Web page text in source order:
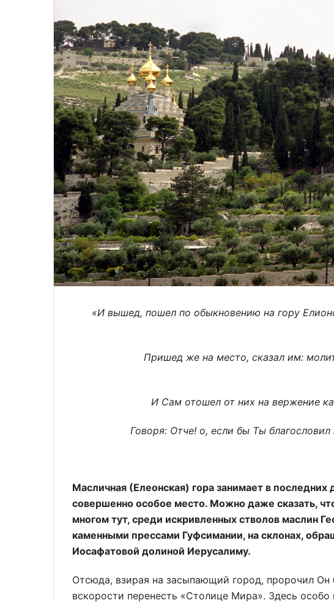
«И вышед, пошел по обыкновению на гору
Пришед же на место, сказал им:
И Сам отошел от них на вержение
Говоря: Отче! о, если бы Ты
(От
Масличная (Елеонская) гора занимает в последних
совершенно особое место. Можно даже сказать,
многом тут, среди искривленных стволов маслин
каменными прессами Гуфсимании, на склонах,
Иосафатовой долиной Иерусалиму.
Отсюда, взирая на засыпающий город, пророчил
вскорости перенесть «Столице Мира». Здесь особо